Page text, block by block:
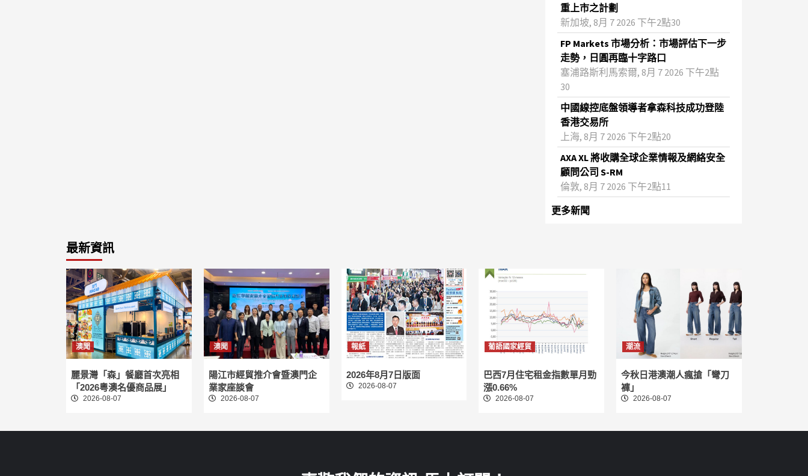
重上市之計劃
新加坡, 8月 7 2026 下午2點30
FP Markets 市場分析：市場評估下一步
走勢，日圓再臨十字路口
塞浦路斯利馬索爾, 8月 7 2026 下午2點
30
中國線控底盤領導者拿森科技成功登陸
香港交易所
上海, 8月 7 2026 下午2點20
AXA XL 將收購全球企業情報及網絡安全
顧問公司 S-RM
倫敦, 8月 7 2026 下午2點11
更多新聞
最新資訊
澳聞
麗景灣「森」餐廳首次亮相
「2026粵澳名優商品展」
2026-08-07
澳聞
陽江市經貿推介會暨澳門企
業家座談會
2026-08-07
報紙
2026年8月7日版面
2026-08-07
葡語國家經貿
巴西7月住宅租金指數單月勁
漲0.66%
2026-08-07
潮流
今秋日港澳潮人瘋搶「彎刀
褲」
2026-08-07